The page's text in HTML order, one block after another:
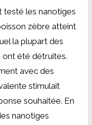
testé les nanotiges
zèbre atteint
la plupart des
ont été détruites.
avec des
stimulait
souhaitée. En
nanotiges